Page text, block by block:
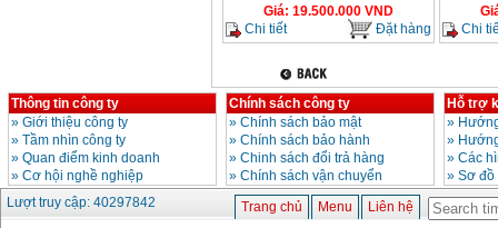
Giá: 19.500.000 VND
Chi tiết
Đặt hàng
Chi
Thông tin công ty
» Giới thiệu công ty
» Tầm nhìn công ty
» Quan điểm kinh doanh
» Cơ hội nghề nghiệp
Chính sách công ty
» Chính sách bảo mật
» Chính sách bảo hành
» Chinh sách đổi trả hàng
» Chính sách vận chuyển
Hỗ trợ
»
»
» Các
» Sơ
Lượt truy cập: 40297842
Trang chủ Menu Liên hệ